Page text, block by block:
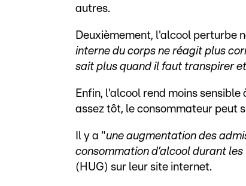
autres.
Deuxièmement, l'alcool perturbe
interne du corps ne réagit plus
sait plus quand il faut transpirer
Enfin, l'alcool rend moins
assez tôt, le consommateur peut
Il y a "une augmentation des
consommation d’alcool durant
(HUG) sur leur site internet.